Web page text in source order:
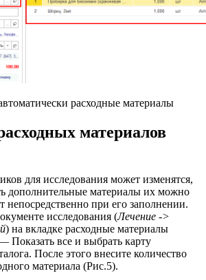
расходные материалы
материалов
для исследования может изменятся,
дополнительные материалы их можно
непосредственно при его заполнении.
исследования (Лечение ->
) на вкладке расходные материалы
Показать все и выбрать карту
После этого внесите количество
материала (Рис.5).